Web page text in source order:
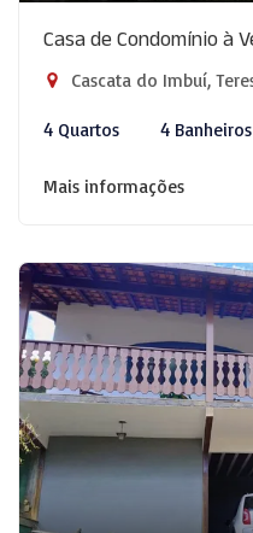
Casa de Condomínio à
Cascata do Imbuí,
4 Quartos 4 Banheiros
Mais informações